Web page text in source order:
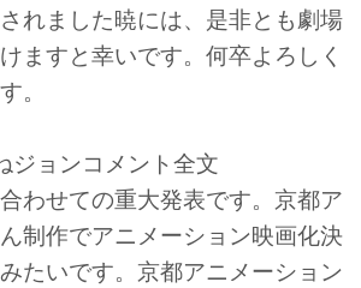
れました暁には、是非とも劇場
ますと幸いです。何卒よろしく
。
ジョンコメント全文
わせての重大発表です。京都ア
制作でアニメーション映画化決
たいです。京都アニメーション